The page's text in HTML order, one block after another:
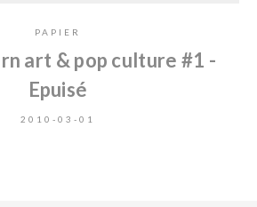
PAPIER
art & pop culture #1 -
Epuisé
2010-03-01